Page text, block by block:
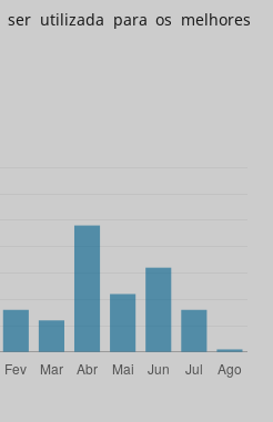
utilizada para os melhores